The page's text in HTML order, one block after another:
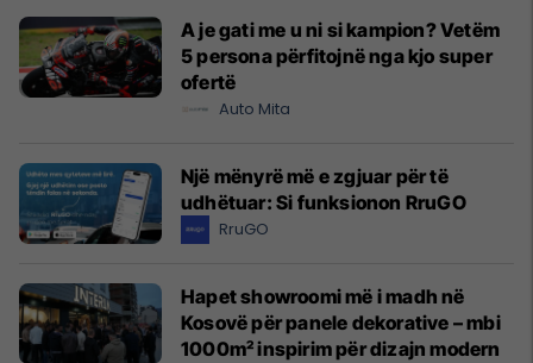
A je gati me u ni si kampion? Vetëm
5 persona përfitojnë nga kjo super
ofertë
Auto Mita
Një mënyrë më e zgjuar për të
udhëtuar: Si funksionon RruGO
RruGO
Hapet showroomi më i madh në
Kosovë për panele dekorative – mbi
1000m² inspirim për dizajn modern